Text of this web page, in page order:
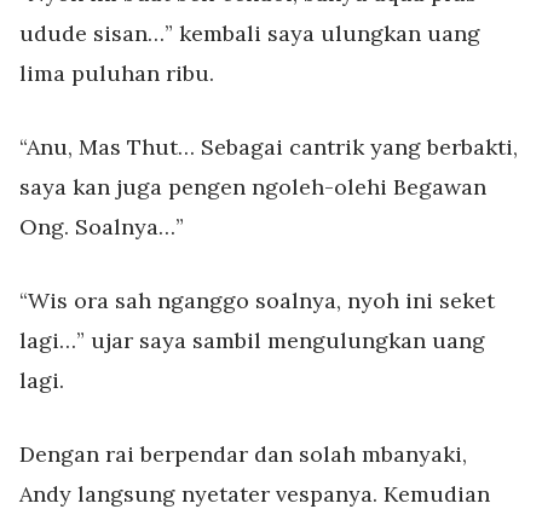
udude sisan…” kembali saya ulungkan uang
lima puluhan ribu.
“Anu, Mas Thut… Sebagai cantrik yang berbakti,
saya kan juga pengen ngoleh-olehi Begawan
Ong. Soalnya…”
“Wis ora sah nganggo soalnya, nyoh ini seket
lagi…” ujar saya sambil mengulungkan uang
lagi.
Dengan rai berpendar dan solah mbanyaki,
Andy langsung nyetater vespanya. Kemudian